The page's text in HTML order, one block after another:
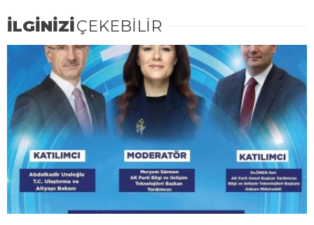
İLGİNİZİÇEKEBİLİR